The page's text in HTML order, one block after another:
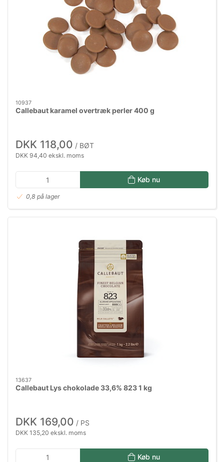
10937
Callebaut karamel overtræk perler 400 g
DKK 118,00 / BØT
DKK 94,40 ekskl. moms
Køb nu
0,8 på lager
13637
Callebaut Lys chokolade 33,6% 823 1 kg
DKK 169,00 / PS
DKK 135,20 ekskl. moms
Køb nu